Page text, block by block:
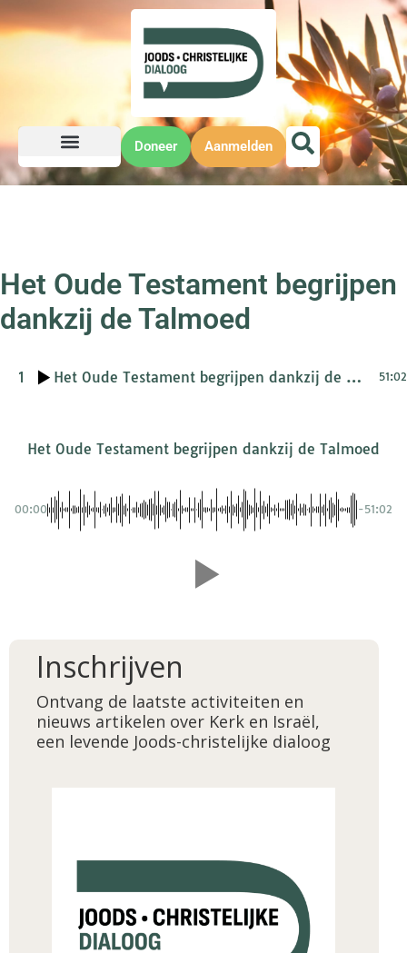
Doneer Aanmelden
Het Oude Testament begrijpen
dankzij de Talmoed
1 Het Oude Testament begrijpen dankzij de Talmoed 51:02
Het Oude Testament begrijpen dankzij de Talmoed
00:00 -51:02
Inschrijven
Ontvang de laatste activiteiten en
nieuws artikelen over Kerk en Israël,
een levende Joods-christelijke dialoog